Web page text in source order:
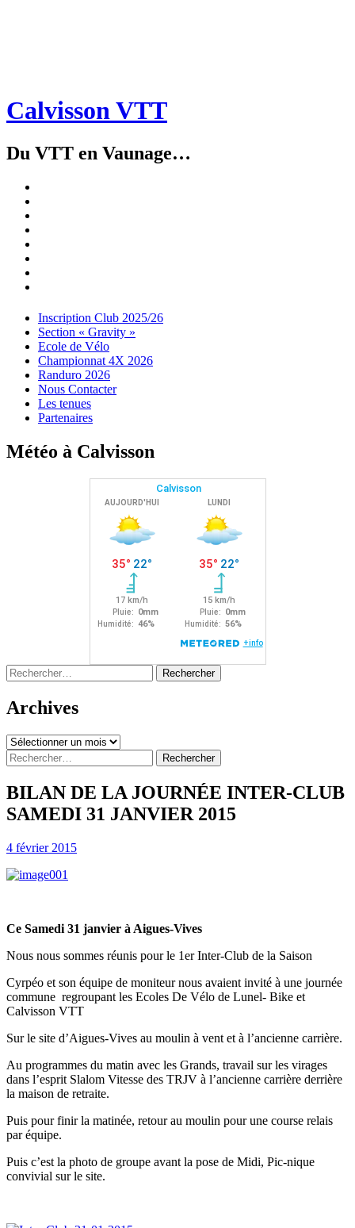
Calvisson VTT
Du VTT en Vaunage…
Menu
Widgets
Recherche
Aller
contenu
Inscription Club 2025/26
Section « Gravity »
Ecole de Vélo
Championnat 4X 2026
Randuro 2026
Nous Contacter
Les tenues
Partenaires
Météo à Calvisson
Rechercher :
Archives
Archives
Rechercher :
BILAN DE LA JOURNÉE INTER-CLUB
SAMEDI 31 JANVIER 2015
4 février 2015
Ce Samedi 31 janvier à Aigues-Vives
Nous nous sommes réunis pour le 1er Inter-Club de la Saison
Cyrpéo et son équipe de moniteur nous avaient invité à une journée
commune regroupant les Ecoles De Vélo de Lunel- Bike et
Calvisson VTT
Sur le site d’Aigues-Vives au moulin à vent et à l’ancienne carrière.
Au programmes du matin avec les Grands, travail sur les virages
dans l’esprit Slalom Vitesse des TRJV à l’ancienne carrière derrière
la maison de retraite.
Puis pour finir la matinée, retour au moulin pour une course relais
par équipe.
Puis c’est la photo de groupe avant la pose de Midi, Pic-nique
convivial sur le site.